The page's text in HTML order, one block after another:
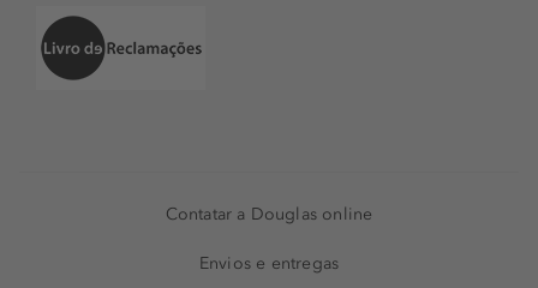
Contatar a Douglas online
Envios e entregas